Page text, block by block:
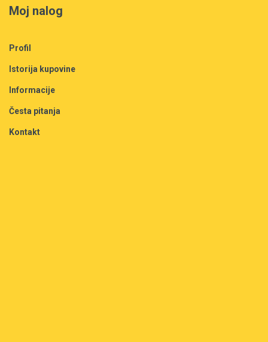
Moj nalog
Profil
Istorija kupovine
Informacije
Česta pitanja
Kontakt